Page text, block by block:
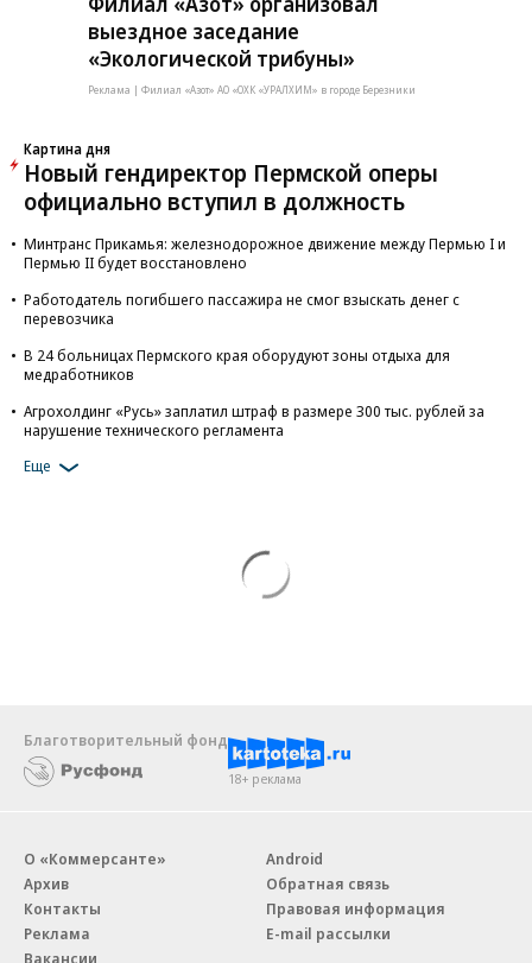
выездное заседание
«Экологической трибуны»
Реклама | Филиал «Азот» АО «ОХК «УРАЛХИМ» в городе Березники
Картина дня
Новый гендиректор Пермской оперы
официально вступил в должность
Минтранс Прикамья: железнодорожное движение между Пермью I и
Пермью II будет восстановлено
Работодатель погибшего пассажира не смог взыскать денег с
перевозчика
В 24 больницах Пермского края оборудуют зоны отдыха для
медработников
Агрохолдинг «Русь» заплатил штраф в размере 300 тыс. рублей за
нарушение технического регламента
Еще
Благотворительный фонд
18+ реклама
О «Коммерсанте»
Архив
Контакты
Реклама
Вакансии
Android
Обратная связь
Правовая информация
E-mail рассылки